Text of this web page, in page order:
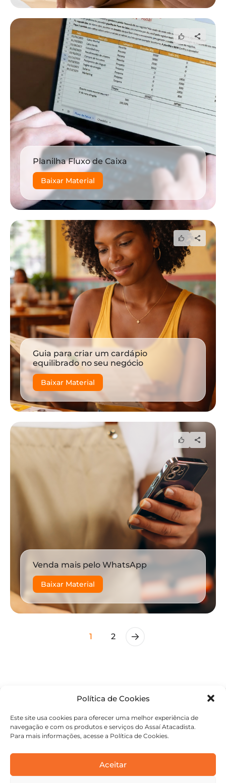
Política de Cookies
Este site usa cookies para oferecer uma melhor experiência de
navegação e com os produtos e serviços do Assaí Atacadista.
Para mais informações, acesse a Política de Cookies.
Aceitar
Planilha Fluxo de Caixa
Baixar Material
Guia para criar um cardápio
equilibrado no seu negócio
Baixar Material
Venda mais pelo WhatsApp
Baixar Material
1 2